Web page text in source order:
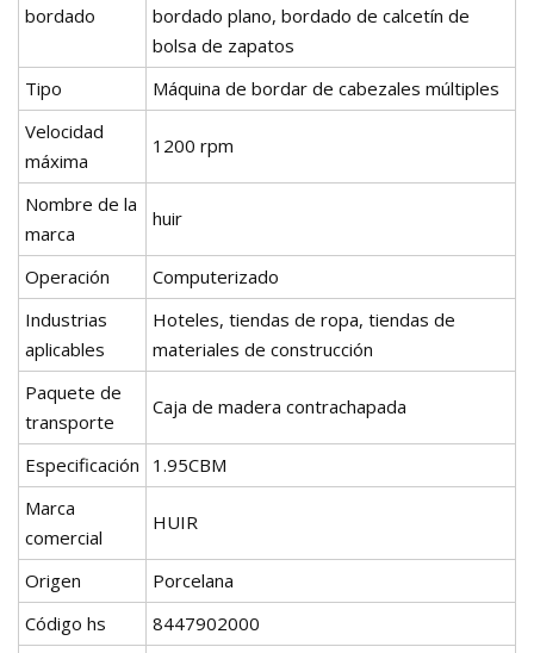
bordado
bordado plano, bordado de calcetín de
bolsa de zapatos
Tipo
Máquina de bordar de cabezales múltiples
Velocidad
máxima
1200 rpm
Nombre de la
marca
huir
Operación
Computerizado
Industrias
aplicables
Hoteles, tiendas de ropa, tiendas de
materiales de construcción
Paquete de
transporte
Caja de madera contrachapada
Especificación
1.95CBM
Marca
comercial
HUIR
Origen
Porcelana
Código hs
8447902000